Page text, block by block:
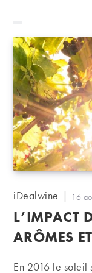
Auteur/autrice
la
publication :
iDealwine 16
L’IMPACT
ARÔMES
En 2016 le soleil